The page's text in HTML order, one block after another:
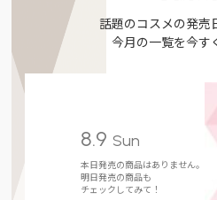
話題のコスメの発売
今月の一覧を今す
8.9 Sun
本日発売の商品はありません。
明日発売の商品も
チェックしてみて！